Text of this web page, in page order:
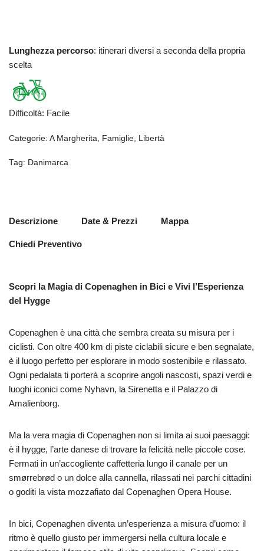
Lunghezza percorso: itinerari diversi a seconda della propria
scelta
Difficoltà: Facile
Categorie: A Margherita Famiglie Libertà
Tag: Danimarca
Descrizione Date & Prezzi Mappa
Chiedi Preventivo
Scopri la Magia di Copenaghen in Bici e Vivi l’Esperienza
del Hygge
Copenaghen è una città che sembra creata su misura per i
ciclisti. Con oltre 400 km di piste ciclabili sicure e ben segnalate,
è il luogo perfetto per esplorare in modo sostenibile e rilassato.
Ogni pedalata ti porterà a scoprire angoli nascosti, spazi verdi e
luoghi iconici come Nyhavn, la Sirenetta e il Palazzo di
Amalienborg.
Ma la vera magia di Copenaghen non si limita ai suoi paesaggi:
è il hygge, l’arte danese di trovare la felicità nelle piccole cose.
Fermati in un’accogliente caffetteria lungo il canale per un
smørrebrød o un dolce alla cannella, rilassati nei parchi cittadini
o goditi la vista mozzafiato dal Copenaghen Opera House.
In bici, Copenaghen diventa un’esperienza a misura d’uomo: il
ritmo è quello giusto per immergersi nella cultura locale e